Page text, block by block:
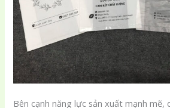
Bên cạnh năng lực sản xuất mạnh mẽ,